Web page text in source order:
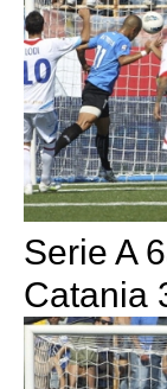
Serie A
Catania